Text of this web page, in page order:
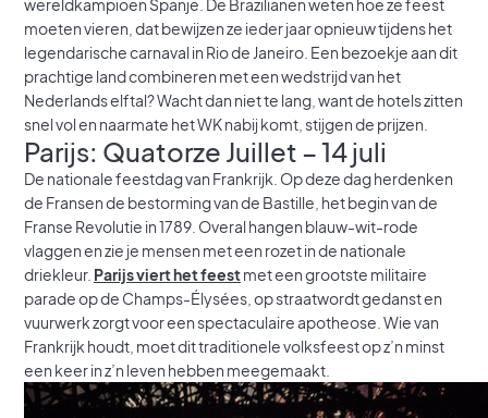
moeten vieren, dat bewijzen ze ieder jaar opnieuw tijdens het
legendarische carnaval in Rio de Janeiro. Een bezoekje aan dit
prachtige land combineren met een wedstrijd van het
Nederlands elftal? Wacht dan niet te lang, want de hotels zitten
snel vol en naarmate het WK nabij komt, stijgen de prijzen.
Parijs: Quatorze Juillet – 14 juli
De nationale feestdag van Frankrijk. Op deze dag herdenken
de Fransen de bestorming van de Bastille, het begin van de
Franse Revolutie in 1789. Overal hangen blauw-wit-rode
vlaggen en zie je mensen met een rozet in de nationale
driekleur. Parijs viert het feestmet een grootste militaire
parade op de Champs-Élysées, op straatwordt gedanst en
vuurwerk zorgt voor een spectaculaire apotheose. Wie van
Frankrijk houdt, moet dit traditionele volksfeest op z’n minst
een keer in z’n leven hebben meegemaakt.